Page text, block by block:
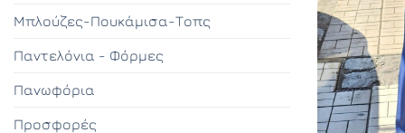
Μπλούζες-Πουκάμισα-Τοπς
Παντελόνια - Φόρμες
Πανωφόρια
Προσφορές